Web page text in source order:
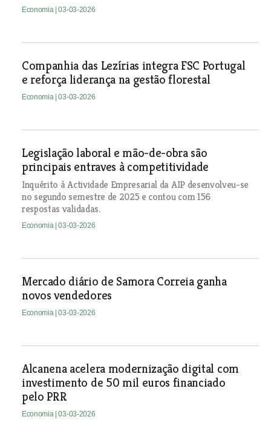
Economia | 03-03-2026
Companhia das Lezírias integra FSC Portugal
e reforça liderança na gestão florestal
Economia | 03-03-2026
Legislação laboral e mão-de-obra são
principais entraves à competitividade
Inquérito à Actividade Empresarial da AIP desenvolveu-se
no segundo semestre de 2025 e contou com 156
respostas validadas.
Economia | 03-03-2026
Mercado diário de Samora Correia ganha
novos vendedores
Economia | 03-03-2026
Alcanena acelera modernização digital com
investimento de 50 mil euros financiado
pelo PRR
Economia | 03-03-2026